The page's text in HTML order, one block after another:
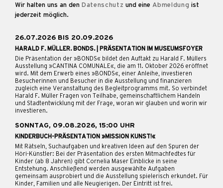
Wir halten uns an den Datenschutz und eineAbmeldung ist
jederzeit möglich.
26.07.2026 BIS 20.09.2026
HARALD F. MÜLLER. BONDS. | PRÄSENTATION IM MUSEUMSFOYER
Die Präsentation der »BONDS« bildet den Auftakt zu Harald F. Müllers
Ausstellung »CANTINA COMUNALE«, die am 11. Oktober 2026 eröffnet
wird. Mit dem Erwerb eines »BONDS«, einer Anleihe, investieren
Besucherinnen und Besucher in die Ausstellung und finanzieren
zugleich eine Veranstaltung des Begleitprogramms mit. So verbindet
Harald F. Müller Fragen von Teilhabe, gemeinschaftlichem Handeln
und Stadtentwicklung mit der Frage, woran wir glauben und worin wir
investieren.
SONNTAG, 09.08.2026, 15:00 UHR
KINDERBUCH-PRÄSENTATION »MISSION KUNST!«
Mit Rätseln, Suchaufgaben und kreativen Ideen auf den Spuren der
Höri-Künstler: Bei der Präsentation des ersten Mitmachfedtes für
Kinder (ab 8 Jahren) gibt Cornelia Maser Einblicke in seine
Entstehung. Anschließend werden ausgewählte Aufgaben
gemeinsam ausprobiert und die Ausstellung spielerisch erkundet. Für
Kinder, Familien und alle Neugierigen. Der Eintritt ist frei.